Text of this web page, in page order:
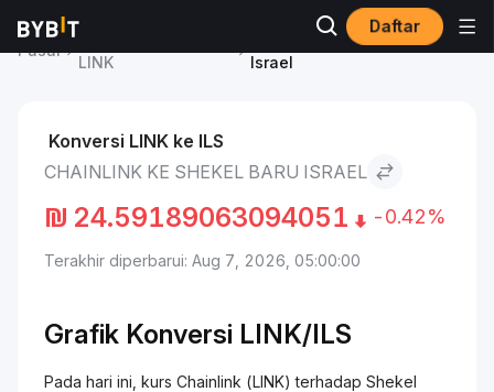
Daftar
Pasar
LINK
Chainlink to Shekel Baru
Israel
Konversi LINK ke ILS
CHAINLINK KE SHEKEL BARU ISRAEL
₪ 24.59189063094051 -0.42%
Terakhir diperbarui: Aug 7, 2026, 05:00:00
Grafik Konversi LINK/ILS
Pada hari ini, kurs Chainlink (LINK) terhadap Shekel